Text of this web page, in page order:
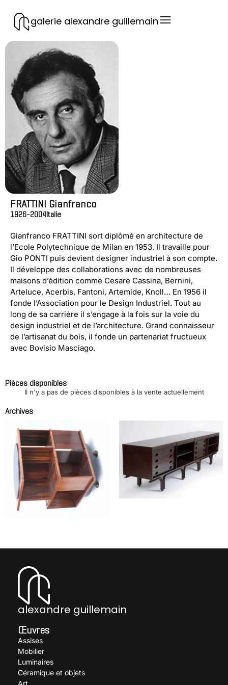
galerie alexandre guillemain
FRATTINI Gianfranco
1926-2004Italie
Gianfranco FRATTINI sort diplômé en architecture de
l’Ecole Polytechnique de Milan en 1953. Il travaille pour
Gio PONTI puis devient designer industriel à son compte.
Il développe des collaborations avec de nombreuses
maisons d’édition comme Cesare Cassina, Bernini,
Arteluce, Acerbis, Fantoni, Artemide, Knoll… En 1956 il
fonde l’Association pour le Design Industriel. Tout au
long de sa carrière il s’engage à la fois sur la voie du
design industriel et de l’architecture. Grand connaisseur
de l’artisanat du bois, il fonde un partenariat fructueux
avec Bovisio Masciago.
Pièces disponibles
Il n'y a pas de pièces disponibles à la vente actuellement
Archives
FRATTINI Gianfranco
alexandre guillemain
Œuvres
Assises
Mobilier
Luminaires
Céramique et objets
Art